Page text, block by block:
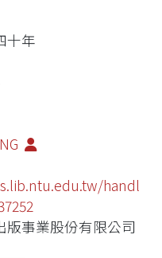
十年
handl
版事業股份有限公司